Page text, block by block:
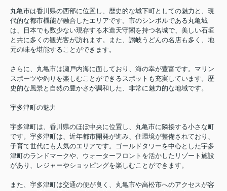
丸亀市は香川県の西部に位置し、歴史的な城下町としての魅力と、現
代的な都市機能が融合したエリアです。市のシンボルである丸亀城
は、日本でも数少ない現存する木造天守閣を持つ名城で、美しい石垣
と共に多くの観光客が訪れます。また、讃岐うどんの名店も多く、地
元の味を堪能することができます。
さらに、丸亀市は瀬戸内海に面しており、海の幸が豊富です。マリン
スポーツや釣りを楽しむことができるスポットも充実しています。歴
史的な風景と自然の豊かさが調和した、非常に魅力的な地域です。
宇多津町の魅力
宇多津町は、香川県のほぼ中央に位置し、丸亀市に隣接する小さな町
です。宇多津町は、近年都市開発が進み、住環境が整備されており、
子育て世代にも人気のエリアです。ゴールドタワーを中心とした宇多
津町のランドマークや、ウォーターフロントを活かしたリゾート施設
があり、レジャーやショッピングを楽しむことができます。
また、宇多津町は交通の便が良く、丸亀市や高松市へのアクセスが容